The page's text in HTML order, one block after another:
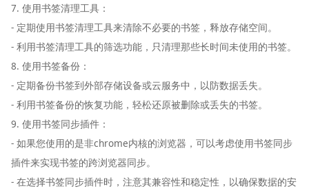
7. 使用书签清理工具：
- 定期使用书签清理工具来清除不必要的书签，释放存储空间。
- 利用书签清理工具的筛选功能，只清理那些长时间未使用的书签。
8. 使用书签备份：
- 定期备份书签到外部存储设备或云服务中，以防数据丢失。
- 利用书签备份的恢复功能，轻松还原被删除或丢失的书签。
9. 使用书签同步插件：
- 如果您使用的是非chrome内核的浏览器，可以考虑使用书签同步
插件来实现书签的跨浏览器同步。
- 在选择书签同步插件时，注意其兼容性和稳定性，以确保数据的安